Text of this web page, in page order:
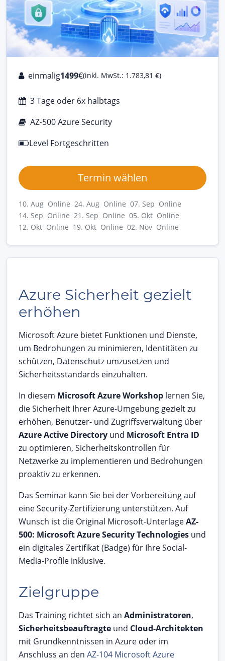
einmalig1499€(inkl. MwSt.: 1.783,81 €)
3 Tage oder 6x halbtags
AZ-500 Azure Security
Level Fortgeschritten
Termin wählen
10. Aug Online 24. Aug Online 07. Sep Online
14. Sep Online 21. Sep Online 05. Okt Online
12. Okt Online 19. Okt Online 02. Nov Online
Azure Sicherheit gezielt
erhöhen
Microsoft Azure bietet Funktionen und Dienste,
um Bedrohungen zu minimieren, Identitäten zu
schützen, Datenschutz umzusetzen und
Sicherheitsstandards einzuhalten.
In diesem Microsoft Azure Workshop lernen Sie,
die Sicherheit Ihrer Azure-Umgebung gezielt zu
erhöhen, Benutzer- und Zugriffsverwaltung über
Azure Active Directory und Microsoft Entra ID
zu optimieren, Sicherheitskontrollen für
Netzwerke zu implementieren und Bedrohungen
proaktiv zu erkennen.
Das Seminar kann Sie bei der Vorbereitung auf
eine Security-Zertifizierung unterstützen. Auf
Wunsch ist die Original Microsoft-UnterlageAZ-
500: Microsoft Azure Security Technologies und
ein digitales Zertifikat (Badge) für Ihre Social-
Media-Profile inklusive.
Zielgruppe
Das Training richtet sich an Administratoren,
Sicherheitsbeauftragte und Cloud-Architekten
mit Grundkenntnissen in Azure oder im
Anschluss an den AZ-104 Microsoft Azure